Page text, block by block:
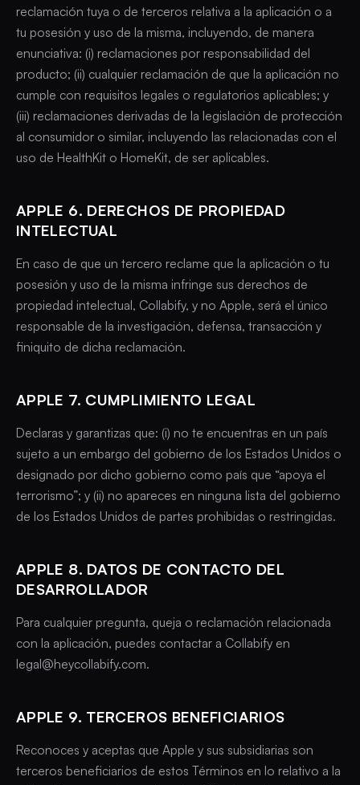
reclamación tuya o de terceros relativa a la aplicación o a
tu posesión y uso de la misma, incluyendo, de manera
enunciativa: (i) reclamaciones por responsabilidad del
producto; (ii) cualquier reclamación de que la aplicación no
cumple con requisitos legales o regulatorios aplicables; y
(iii) reclamaciones derivadas de la legislación de protección
al consumidor o similar, incluyendo las relacionadas con el
uso de HealthKit o HomeKit, de ser aplicables.
APPLE 6. DERECHOS DE PROPIEDAD
INTELECTUAL
En caso de que un tercero reclame que la aplicación o tu
posesión y uso de la misma infringe sus derechos de
propiedad intelectual, Collabify, y no Apple, será el único
responsable de la investigación, defensa, transacción y
finiquito de dicha reclamación.
APPLE 7. CUMPLIMIENTO LEGAL
Declaras y garantizas que: (i) no te encuentras en un país
sujeto a un embargo del gobierno de los Estados Unidos o
designado por dicho gobierno como país que “apoya el
terrorismo”; y (ii) no apareces en ninguna lista del gobierno
de los Estados Unidos de partes prohibidas o restringidas.
APPLE 8. DATOS DE CONTACTO DEL
DESARROLLADOR
Para cualquier pregunta, queja o reclamación relacionada
con la aplicación, puedes contactar a Collabify en
legal@heycollabify.com.
APPLE 9. TERCEROS BENEFICIARIOS
Reconoces y aceptas que Apple y sus subsidiarias son
terceros beneficiarios de estos Términos en lo relativo a la